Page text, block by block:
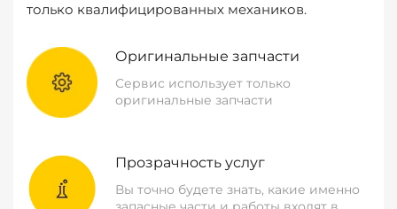
только квалифицированных механиков.
Оригинальные запчасти
Сервис использует только
оригинальные запчасти
Прозрачность услуг
Вы точно будете знать, какие именно